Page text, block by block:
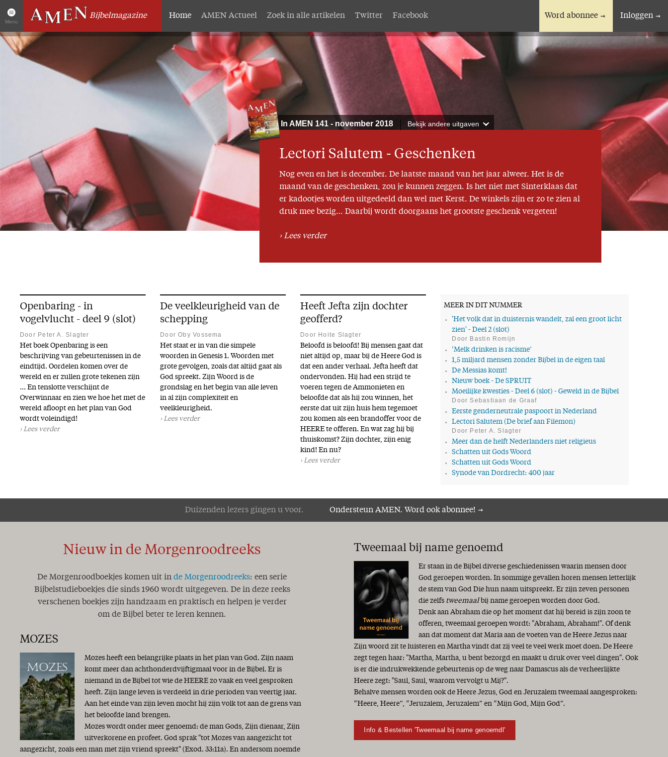
Menu
Bijbelmagazine Word abonnee Inloggen
Artikelen Over AMEN
Abonnementen
Geschenkabonnement
Proefnummer AMEN
Steun AMEN
Adreswijziging
Vragen en opmerkingen
En verder
Home AMEN Actueel Zoek in alle artikelen Twitter Facebook
In AMEN 141 - november 2018 Bekijk andere uitgaven
Lectori Salutem - Geschenken
Nog even en het is december. De laatste maand van het jaar alweer. Het is de
maand van de geschenken, zou je kunnen zeggen. Is het niet met Sinterklaas dat
er kadootjes worden uitgedeeld dan wel met Kerst. De winkels zijn er zo te zien al
druk mee bezig… Daarbij wordt doorgaans het grootste geschenk vergeten!
Lees verder
Openbaring - in
vogelvlucht - deel 9 (slot)
Door Peter A. Slagter
Het boek Openbaring is een
beschrijving van gebeurtenissen in de
eindtijd. Oordelen komen over de
wereld en er zullen grote tekenen zijn
… En tenslotte verschijnt de
Overwinnaar en zien we hoe het met de
wereld afloopt en het plan van God
wordt voleindigd!
Lees verder
De veelkleurigheid van de
schepping
Door Oby Vossema
Het staat er in van die simpele
woorden in Genesis 1. Woorden met
grote gevolgen, zoals dat altijd gaat als
God spreekt. Zijn Woord is de
grondslag en het begin van alle leven
in al zijn complexiteit en
veelkleurigheid.
Lees verder
Heeft Jefta zijn dochter
geofferd?
Door Hoite Slagter
Beloofd is beloofd! Bij mensen gaat dat
niet altijd op, maar bij de Heere God is
dat een ander verhaal. Jefta heeft dat
ondervonden. Hij had een strijd te
voeren tegen de Ammonieten en
beloofde dat als hij zou winnen, het
eerste dat uit zijn huis hem tegemoet
zou komen als een brandoffer voor de
HEERE te offeren. En wat zag hij bij
thuiskomst? Zijn dochter, zijn enig
kind! En nu?
Lees verder
MEER IN DIT NUMMER
'Het volk dat in duisternis wandelt, zal een groot licht
zien' - Deel 2 (slot)
Door Bastin Romijn
‘Melk drinken is racisme’
1,5 miljard mensen zonder Bijbel in de eigen taal
De Messias komt!
Nieuw boek - De SPRUIT
Moeilijke kwesties - Deel 6 (slot) - Geweld in de Bijbel
Door Sebastiaan de Graaf
Eerste genderneutrale paspoort in Nederland
Lectori Salutem (De brief aan Filemon)
Door Peter A. Slagter
Meer dan de helft Nederlanders niet religieus
Schatten uit Gods Woord
Schatten uit Gods Woord
Synode van Dordrecht: 400 jaar
Duizenden lezers gingen u voor. Ondersteun AMEN. Word ook abonnee!
Nieuw in de Morgenroodreeks
De Morgenroodboekjes komen uit in de Morgenroodreeks: een serie
Bijbelstudieboekjes die sinds 1960 wordt uitgegeven. De in deze reeks
verschenen boekjes zijn handzaam en praktisch en helpen je verder
om de Bijbel beter te leren kennen.
MOZES
Mozes heeft een belangrijke plaats in het plan van God. Zijn naam
komt meer dan achthonderdvijftigmaal voor in de Bijbel. Er is
niemand in de Bijbel tot wie de HEERE zo vaak en veel gesproken
heeft. Zijn lange leven is verdeeld in drie perioden van veertig jaar.
Aan het einde van zijn leven mocht hij zijn volk tot aan de grens van
het beloofde land brengen.
Mozes wordt onder meer genoemd: de man Gods, Zijn dienaar, Zijn
uitverkorene en profeet. God sprak "tot Mozes van aangezicht tot
aangezicht, zoals een man met zijn vriend spreekt" (Exod. 33:11a). En andersom noemde
Tweemaal bij name genoemd
Er staan in de Bijbel diverse geschiedenissen waarin mensen door
God geroepen worden. In sommige gevallen horen mensen letterlijk
de stem van God Die hun naam uitspreekt. Er zijn zeven personen
die zelfs tweemaalbij name geroepen worden door God.
Denk aan Abraham die op het moment dat hij bereid is zijn zoon te
offeren, tweemaal geroepen wordt: "Abraham, Abraham!". Of denk
aan dat moment dat Maria aan de voeten van de Heere Jezus naar
Zijn woord zit te luisteren en Martha vindt dat zij veel te veel werk moet doen. De Heere
zegt tegen haar: "Martha, Martha, u bent bezorgd en maakt u druk over veel dingen". Ook
is er die indrukwekkende gebeurtenis op de weg naar Damascus als de verheerlijkte
Heere zegt: "Saul, Saul, waarom vervolgt u Mij?".
Behalve mensen worden ook de Heere Jezus, God en Jeruzalem tweemaal aangesproken:
“Heere, Heere”, “Jeruzalem, Jeruzalem” en “Mijn God, Mijn God”.
Info & Bestellen 'Tweemaal bij name genoemdl'